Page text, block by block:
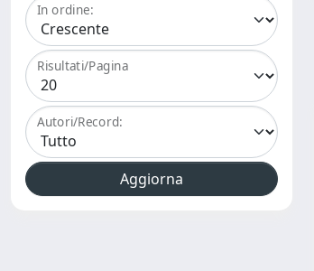
In ordine:
Risultati/Pagina
Autori/Record: